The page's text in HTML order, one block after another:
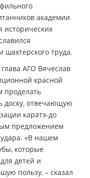
академии
исторических
труда.
АГО Вячеслав
красной
проделать
доску, отвечающую
каратэ-до
предложением
удара. «В нашем
которые
детей и
пользу, – сказал